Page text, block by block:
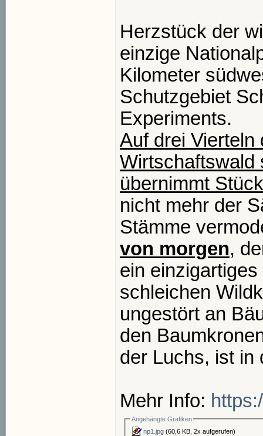
Herzstück der
einzige
Kilometer
Schutzgebiet
Experiments.
Auf drei Vierteln
Wirtschaftswald
übernimmt
nicht mehr der
Stämme
von morgen,
ein
schleichen
ungestört an
den
der Luchs, ist in
Mehr Info:
Angehängte Grafiken
np1.jpg (60,6 KB, 2x aufgerufen)